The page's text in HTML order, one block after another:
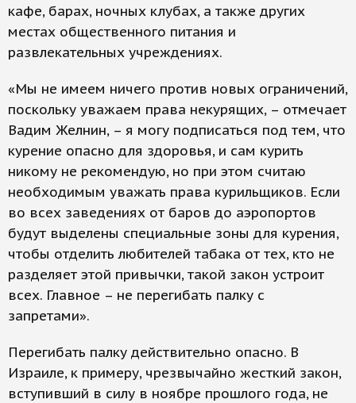
кафе, барах, ночных клубах, а также других
местах общественного питания и
развлекательных учреждениях.
«Мы не имеем ничего против новых ограничений,
поскольку уважаем права некурящих, – отмечает
Вадим Желнин, – я могу подписаться под тем, что
курение опасно для здоровья, и сам курить
никому не рекомендую, но при этом считаю
необходимым уважать права курильщиков. Если
во всех заведениях от баров до аэропортов
будут выделены специальные зоны для курения,
чтобы отделить любителей табака от тех, кто не
разделяет этой привычки, такой закон устроит
всех. Главное – не перегибать палку с
запретами».
Перегибать палку действительно опасно. В
Израиле, к примеру, чрезвычайно жесткий закон,
вступивший в силу в ноябре прошлого года, не